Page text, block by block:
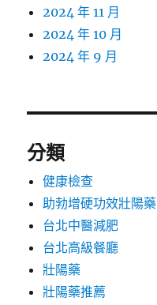
2024 年 11 月
2024 年 10 月
2024 年 9 月
分類
健康檢查
助勃增硬功效壯陽藥
台北中醫減肥
台北高級餐廳
壯陽藥
壯陽藥推薦